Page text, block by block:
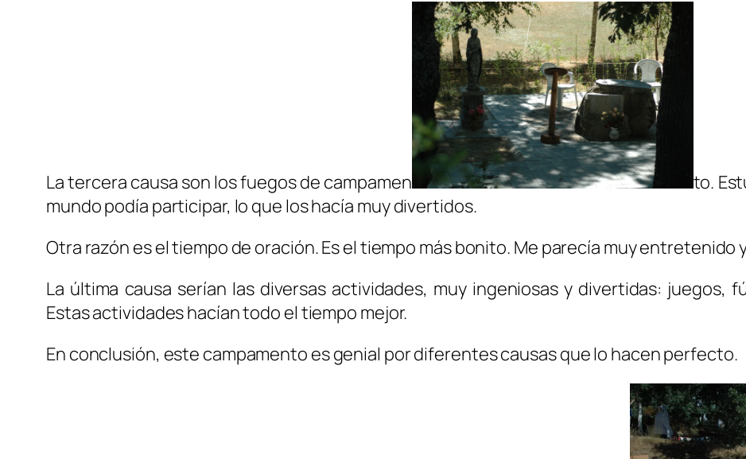
La tercera causa son los fuegos de campamen
to.
mundo podía participar, lo que los hacía muy divertidos.
Otra razón es el tiempo de oración. Es el tiempo más bonito. Me parecía muy entretenido
La última causa serían las diversas actividades, muy ingeniosas y divertidas: juegos,
Estas actividades hacían todo el tiempo mejor.
En conclusión, este campamento es genial por diferentes causas que lo hacen perfecto.